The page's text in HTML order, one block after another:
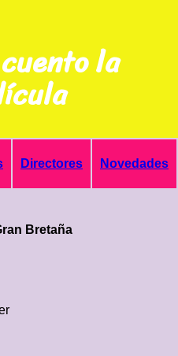
la
Directores Novedades
Bretaña